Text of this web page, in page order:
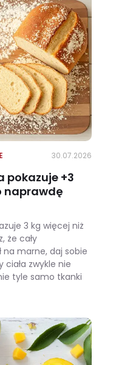
30.07.2026
pokazuje +3
naprawdę
3 kg więcej niż
że cały
na marne, daj sobie
ciała zwykle nie
tyle samo tkanki